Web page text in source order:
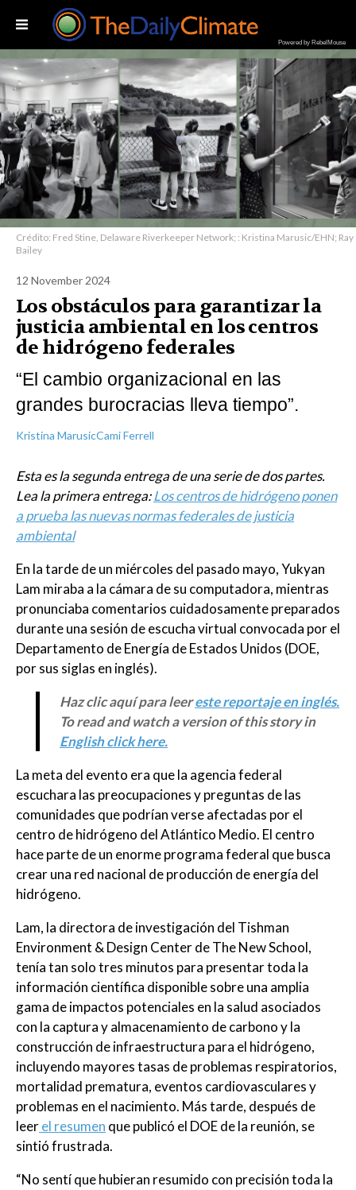
Powered by RebelMouse
Crédito: Fred Stine, Delaware Riverkeeper Network; : Kristina Marusic/EHN; Ray
Bailey
12 November 2024
Los obstáculos para garantizar la
justicia ambiental en los centros
de hidrógeno federales
“El cambio organizacional en las
grandes burocracias lleva tiempo”.
Kristina MarusicCami Ferrell
Esta es la segunda entrega de una serie de dos partes.
Lea la primera entrega:Los centros de hidrógeno ponen
a prueba las nuevas normas federales de justicia
ambiental
En la tarde de un miércoles del pasado mayo, Yukyan
Lam miraba a la cámara de su computadora, mientras
pronunciaba comentarios cuidadosamente preparados
durante una sesión de escucha virtual convocada por el
Departamento de Energía de Estados Unidos (DOE,
por sus siglas en inglés).
Haz clic aquí para leereste reportaje en inglés.
To read and watch a version of this story in
English click here.
La meta del evento era que la agencia federal
escuchara las preocupaciones y preguntas de las
comunidades que podrían verse afectadas por el
centro de hidrógeno del Atlántico Medio. El centro
hace parte de un enorme programa federal que busca
crear una red nacional de producción de energía del
hidrógeno.
Lam, la directora de investigación del Tishman
Environment & Design Center de The New School,
tenía tan solo tres minutos para presentar toda la
información científica disponible sobre una amplia
gama de impactos potenciales en la salud asociados
con la captura y almacenamiento de carbono y la
construcción de infraestructura para el hidrógeno,
incluyendo mayores tasas de problemas respiratorios,
mortalidad prematura, eventos cardiovasculares y
problemas en el nacimiento. Más tarde, después de
leerel resumen que publicó el DOE de la reunión, se
sintió frustrada.
“No sentí que hubieran resumido con precisión toda la